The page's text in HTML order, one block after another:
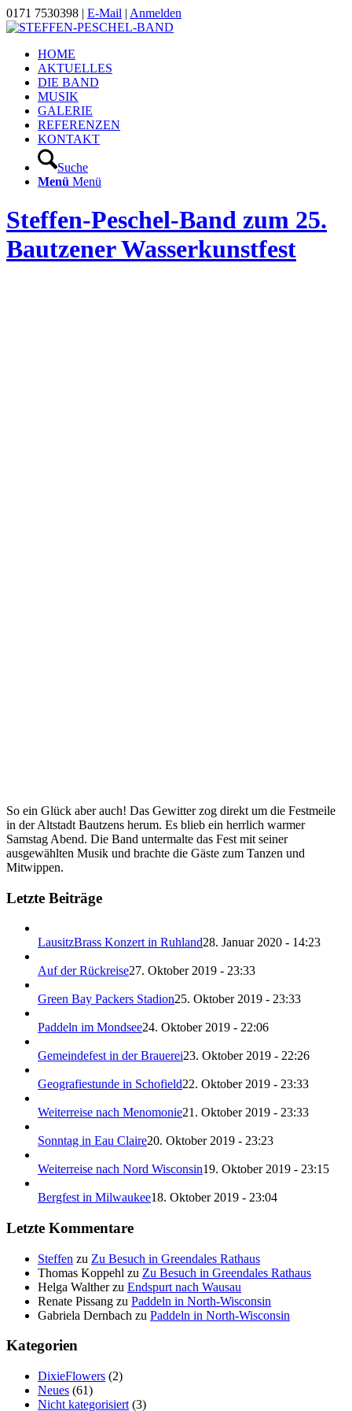
0171 7530398 | E-Mail | Anmelden
HOME
AKTUELLES
DIE BAND
MUSIK
GALERIE
REFERENZEN
KONTAKT
Suche
Menü Menü
Steffen-Peschel-Band zum 25.
Bautzener Wasserkunstfest
So ein Glück aber auch! Das Gewitter zog direkt um die Festmeile
in der Altstadt Bautzens herum. Es blieb ein herrlich warmer
Samstag Abend. Die Band untermalte das Fest mit seiner
ausgewählten Musik und brachte die Gäste zum Tanzen und
Mitwippen.
Letzte Beiträge
LausitzBrass Konzert in Ruhland28. Januar 2020 - 14:23
Auf der Rückreise27. Oktober 2019 - 23:33
Green Bay Packers Stadion25. Oktober 2019 - 23:33
Paddeln im Mondsee24. Oktober 2019 - 22:06
Gemeindefest in der Brauerei23. Oktober 2019 - 22:26
Geografiestunde in Schofield22. Oktober 2019 - 23:33
Weiterreise nach Menomonie21. Oktober 2019 - 23:33
Sonntag in Eau Claire20. Oktober 2019 - 23:23
Weiterreise nach Nord Wisconsin19. Oktober 2019 - 23:15
Bergfest in Milwaukee18. Oktober 2019 - 23:04
Letzte Kommentare
Steffen zu Zu Besuch in Greendales Rathaus
Thomas Koppehl zu Zu Besuch in Greendales Rathaus
Helga Waltherzu Endspurt nach Wausau
Renate Pissang zu Paddeln in North-Wisconsin
Gabriela Dernbach zu Paddeln in North-Wisconsin
Kategorien
DixieFlowers (2)
Neues (61)
Nicht kategorisiert (3)